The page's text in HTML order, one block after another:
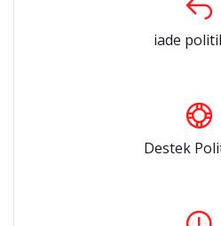
iade
Destek